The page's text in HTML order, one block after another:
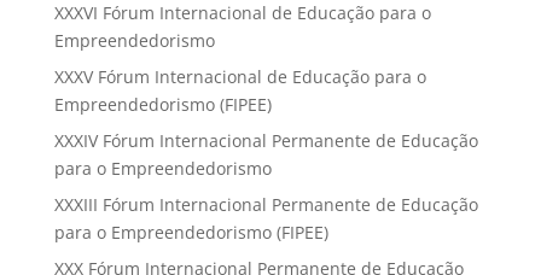
XXXVI Fórum Internacional de Educação para o
Empreendedorismo
XXXV Fórum Internacional de Educação para o
Empreendedorismo (FIPEE)
XXXIV Fórum Internacional Permanente de Educação
para o Empreendedorismo
XXXIII Fórum Internacional Permanente de Educação
para o Empreendedorismo (FIPEE)
XXX Fórum Internacional Permanente de Educação